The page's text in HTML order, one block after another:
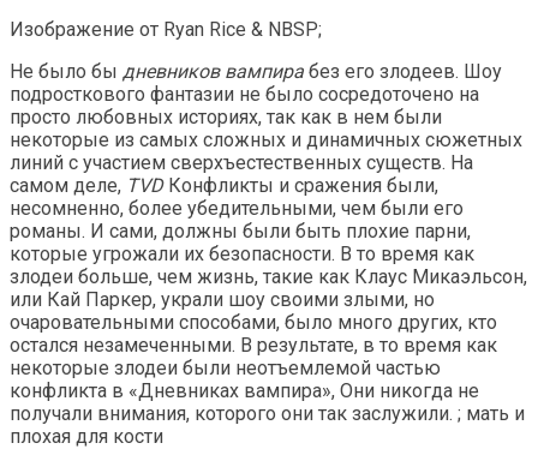
Изображение от Ryan Rice & NBSP;
Не было бы дневников вампира без его злодеев. Шоу
подросткового фантазии не было сосредоточено на
просто любовных историях, так как в нем были
некоторые из самых сложных и динамичных сюжетных
линий с участием сверхъестественных существ. На
самом деле, TVD Конфликты и сражения были,
несомненно, более убедительными, чем были его
романы. И сами, должны были быть плохие парни,
которые угрожали их безопасности. В то время как
злодеи больше, чем жизнь, такие как Клаус Микаэльсон,
или Кай Паркер, украли шоу своими злыми, но
очаровательными способами, было много других, кто
остался незамеченными. В результате, в то время как
некоторые злодеи были неотъемлемой частью
конфликта в «Дневниках вампира», Они никогда не
получали внимания, которого они так заслужили. ; мать и
плохая для кости